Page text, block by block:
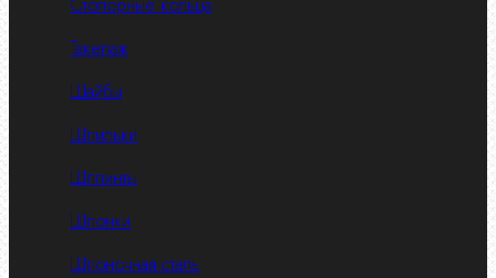
Такелаж
Шайбы
Шпильки
Шплинты
Шпонки
Шпоночная сталь